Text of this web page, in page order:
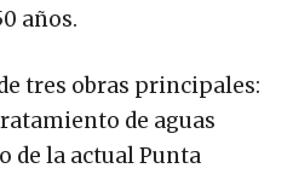
años.
tres obras principales:
de aguas
de la actual Punta